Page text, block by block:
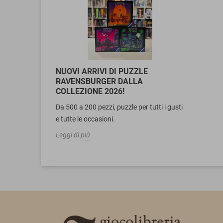
NUOVI ARRIVI DI PUZZLE
RAVENSBURGER DALLA
COLLEZIONE 2026!
Da 500 a 200 pezzi, puzzle per tutti i gusti
e tutte le occasioni.
Leggi di più